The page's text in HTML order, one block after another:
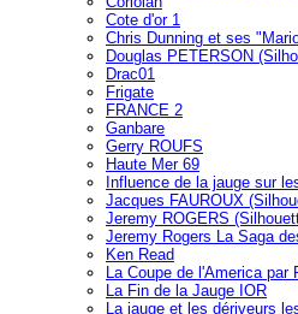
Cote d'or 1
Chris Dunning et ses
Douglas PETERSON
Drac01
Frigate
FRANCE 2
Ganbare
Gerry ROUFS
Haute Mer 69
Influence de la jauge sur
Jacques FAUROUX
Jeremy ROGERS
Jeremy Rogers La Saga
Ken Read
La Coupe de l'America par
La Fin de la Jauge IOR
La jauge et les dériveurs